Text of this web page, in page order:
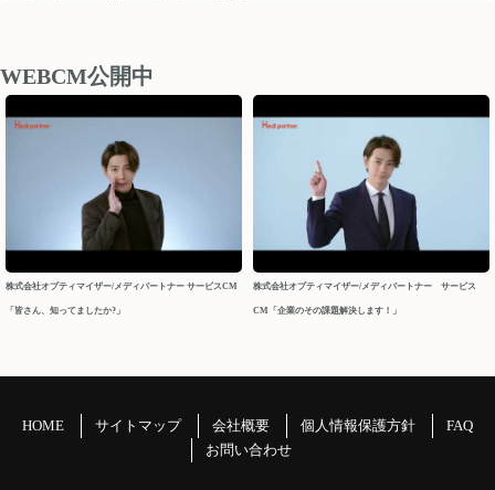
後、順次確認し対応させていただきます。
以上、ご迷惑をお掛け致しますが、どうぞよろしくお願い
申し上げます。
今後ともメディパートナーを何卒よろしくお願いいたしま
メディパートナーサポート
2026/04/10
ートでございます。
GW休業につきましてご案内申し上げます。
WEBCM公開中
株式会社オプティマイザー/メディパートナー サービスCM
「皆さん、知ってましたか?」
株式会社オプティマイザー/メディパートナー サービス
CM「企業のその課題解決します！」
HOME サイトマップ 会社概要 個人情報保護方針
FAQ
お問い合わせ